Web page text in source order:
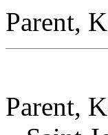
Parent,
Parent,